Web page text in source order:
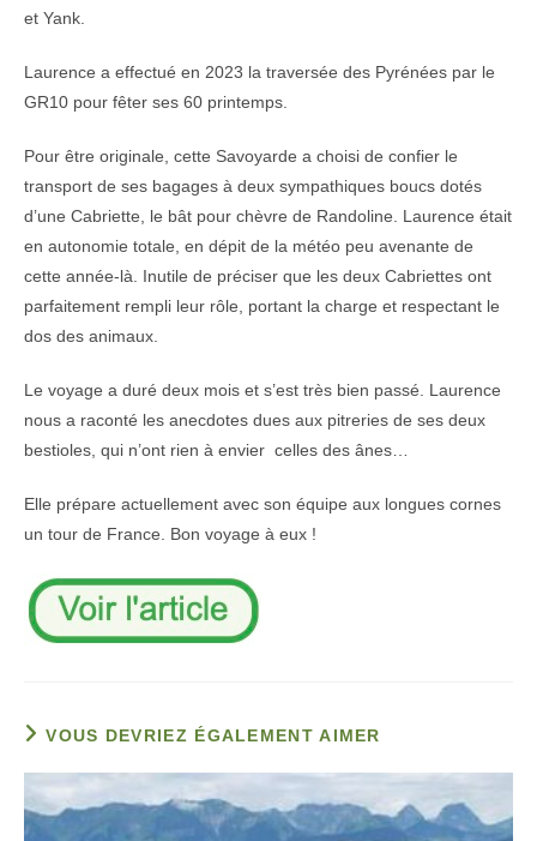
et Yank.
Laurence a effectué en 2023 la traversée des Pyrénées par le
GR10 pour fêter ses 60 printemps.
Pour être originale, cette Savoyarde a choisi de confier le
transport de ses bagages à deux sympathiques boucs dotés
d’une Cabriette, le bât pour chèvre de Randoline. Laurence était
en autonomie totale, en dépit de la météo peu avenante de
cette année-là. Inutile de préciser que les deux Cabriettes ont
parfaitement rempli leur rôle, portant la charge et respectant le
dos des animaux.
Le voyage a duré deux mois et s’est très bien passé. Laurence
nous a raconté les anecdotes dues aux pitreries de ses deux
bestioles, qui n’ont rien à envier celles des ânes…
Elle prépare actuellement avec son équipe aux longues cornes
un tour de France. Bon voyage à eux !
VOUS DEVRIEZ ÉGALEMENT AIMER